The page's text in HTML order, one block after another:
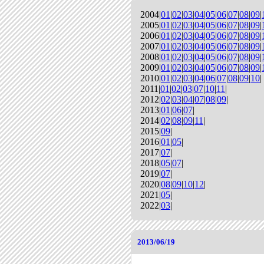
2004|01 |02|03|04|05|06|07|08|09|
2005|01 |02|03|04|05|06|07|08|09|
2006|01 |02|03|04|05|06|07|08|09|
2007|01 |02|03|04|05|06|07|08|09|
2008|01 |02|03|04|05|06|07|08|09|
2009|01 |02|03|04|05|06|07|08|09|
2010|01 |02|03|04|06|07|08|09|10|
2011|01 |02|03|07|10|11 |
2012|02|03|04|07|08|09|
2013|01 |06|07|
2014|02|08|09|11 |
2015|09|
2016|01 |05|
2017|07|
2018|05|07|
2019|07|
2020|08|09|10|12|
2021|05|
2022|03|
2013/06/19